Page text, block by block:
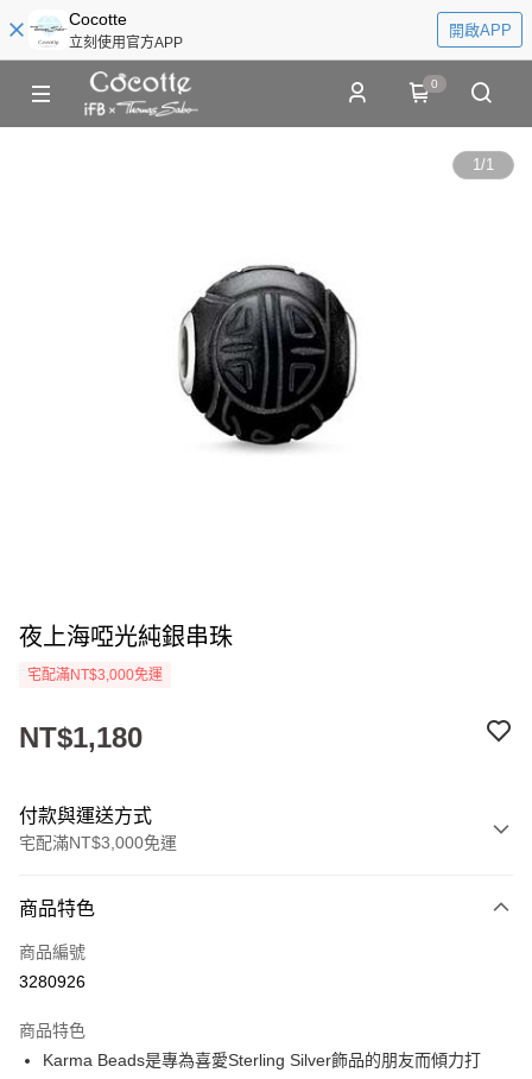
Cocotte
立刻使用官方APP
開啟APP
0
1/1
夜上海啞光純銀串珠
宅配滿NT$3,000免運
NT$1,180
付款與運送方式
宅配滿NT$3,000免運
信用卡一次付款
LINE Pay
街口支付
商品特色
商品編號
3280926
商品特色
Karma Beads是專為喜愛Sterling Silver飾品的朋友而傾力打